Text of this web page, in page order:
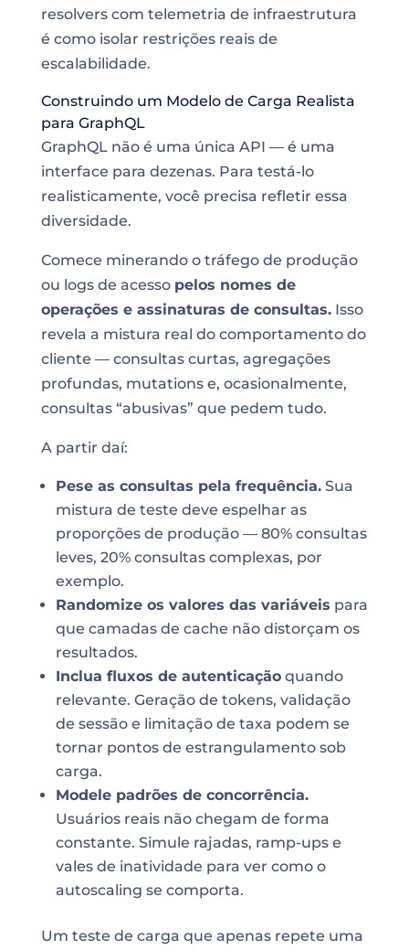
resolvers com telemetria de infraestrutura
é como isolar restrições reais de
escalabilidade.
Construindo um Modelo de Carga Realista
para GraphQL
GraphQL não é uma única API — é uma
interface para dezenas. Para testá-lo
realisticamente, você precisa refletir essa
diversidade.
Comece minerando o tráfego de produção
ou logs de acesso pelos nomes de
operações e assinaturas de consultas.Isso
revela a mistura real do comportamento do
cliente — consultas curtas, agregações
profundas, mutations e, ocasionalmente,
consultas “abusivas” que pedem tudo.
A partir daí:
Pese as consultas pela frequência.Sua
mistura de teste deve espelhar as
proporções de produção — 80% consultas
leves, 20% consultas complexas, por
exemplo.
Randomize os valores das variáveis para
que camadas de cache não distorçam os
resultados.
Inclua fluxos de autenticaçãoquando
relevante. Geração de tokens, validação
de sessão e limitação de taxa podem se
tornar pontos de estrangulamento sob
carga.
Modele padrões de concorrência.
Usuários reais não chegam de forma
constante. Simule rajadas, ramp-ups e
vales de inatividade para ver como o
autoscaling se comporta.
Um teste de carga que apenas repete uma